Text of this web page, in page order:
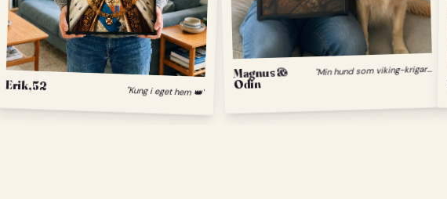
Erik, 52 "Kung i eget hem 👑"
Magnus &
Odin
"
Min hund som viking-krigare."